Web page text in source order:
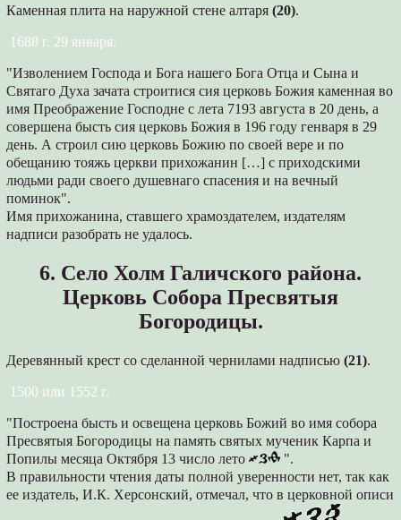
Каменная плита на наружной стене алтаря(20).
1688 г. 29 января.
"Изволением Господа и Бога нашего Бога Отца и Сына и
Святаго Духа зачата строитися сия церковь Божия каменная во
имя Преображение Господне с лета 7193 августа в 20 день, а
совершена бысть сия церковь Божия в 196 году генваря в 29
день. А строил сию церковь Божию по своей вере и по
обещанию тояжь церкви прихожанин […] с приходскими
людьми ради своего душевнаго спасения и на вечный
поминок".
Имя прихожанина, ставшего храмоздателем, издателям
надписи разобрать не удалось.
6. Село Холм Галичского района.
Церковь Собора Пресвятыя
Богородицы.
Деревянный крест со сделанной чернилами надписью(21).
1500 или 1552 г.
"Построена бысть и освещена церковь Божий во имя собора
Пресвятыя Богородицы на память святых мученик Карпа и
Попилы месяца Октября 13 число лето
".
В правильности чтения даты полной уверенности нет, так как
ее издатель, И.К. Херсонский, отмечал, что в церковной описи